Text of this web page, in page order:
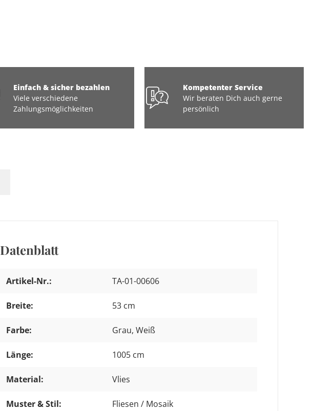
Einfach & sicher bezahlen
Viele verschiedene
Zahlungsmöglichkeiten
Kompetenter Service
Wir beraten Dich auch gerne
persönlich
Datenblatt
Artikel-Nr.: TA-01-00606
Breite: 53 cm
Farbe: Grau, Weiß
Länge: 1005 cm
Material: Vlies
Muster & Stil: Fliesen / Mosaik